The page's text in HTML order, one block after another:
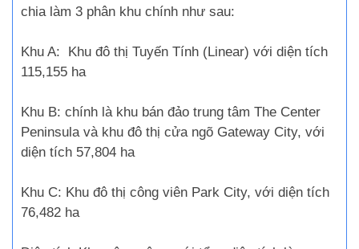
chia làm 3 phân khu chính như sau:
Khu A: Khu đô thị Tuyến Tính (Linear) với diện tích
115,155 ha
Khu B: chính là khu bán đảo trung tâm The Center
Peninsula và khu đô thị cửa ngõ Gateway City, với
diện tích 57,804 ha
Khu C: Khu đô thị công viên Park City, với diện tích
76,482 ha